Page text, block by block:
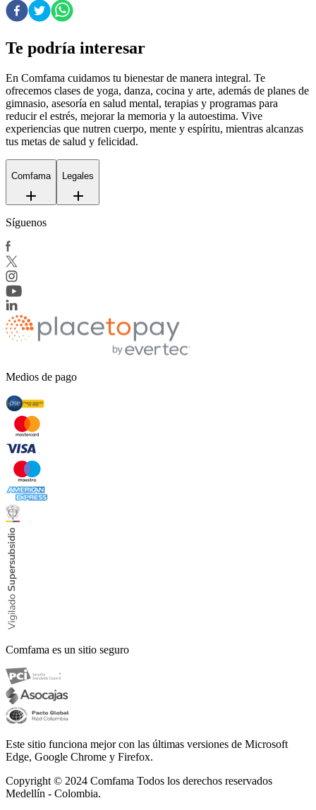
Te podría interesar
En Comfama cuidamos tu bienestar de manera integral. Te
ofrecemos clases de yoga, danza, cocina y arte, además de planes de
gimnasio, asesoría en salud mental, terapias y programas para
reducir el estrés, mejorar la memoria y la autoestima. Vive
experiencias que nutren cuerpo, mente y espíritu, mientras alcanzas
tus metas de salud y felicidad.
Comfama Legales
Síguenos
Medios de pago
Comfama es un sitio seguro
Este sitio funciona mejor con las últimas versiones de Microsoft
Edge, Google Chrome y Firefox.
Copyright © 2024 Comfama Todos los derechos reservados
Medellín - Colombia.